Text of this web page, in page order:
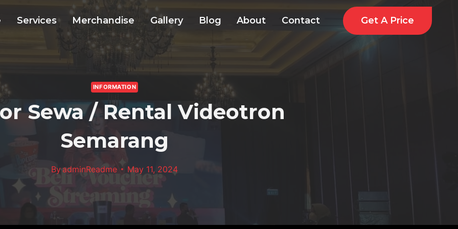
Services Merchandise Gallery Blog About Contact Get A Price
INFORMATION
Sewa / Rental Videotron
Semarang
ByadminReadme May 11, 2024